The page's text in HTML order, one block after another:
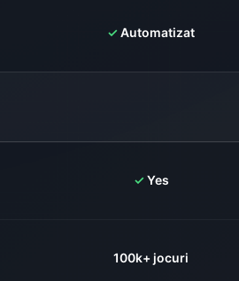
✓Automatizat
✓Yes
100k+ jocuri